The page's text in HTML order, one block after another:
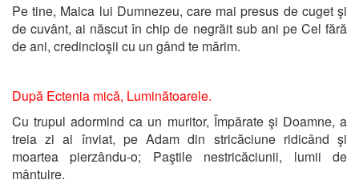
Pe tine, Maica lui Dumnezeu, care mai presus de cuget şi
de cuvânt, ai născut în chip de negrăit sub ani pe Cel fără
de ani, credincioşii cu un gând te mărim.
După Ectenia mică, Luminătoarele.
Cu trupul adormind ca un muritor, Împărate şi Doamne, a
treia zi ai înviat, pe Adam din stricăciune ridicând şi
moartea pierzându-o; Paştile nestricăciunii, lumii de
mântuire.